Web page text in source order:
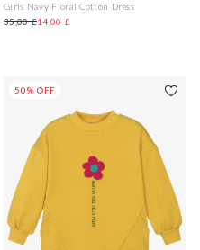
Girls Navy Floral Cotton Dress
35,00 £14,00 £
50% OFF